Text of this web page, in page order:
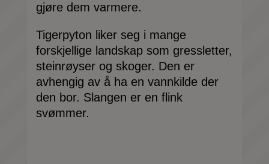
gjøre dem varmere.
Tigerpyton liker seg i mange
forskjellige landskap som gressletter,
steinrøyser og skoger. Den er
avhengig av å ha en vannkilde der
den bor. Slangen er en flink
svømmer.